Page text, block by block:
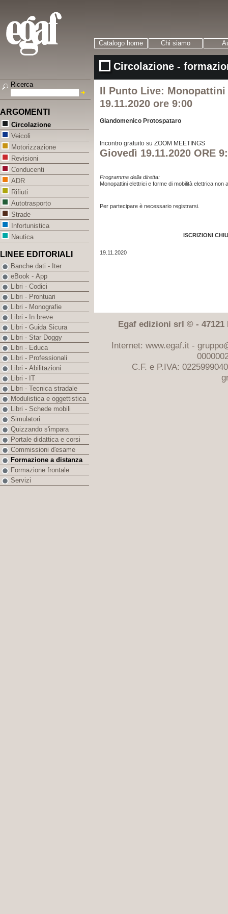
Catalogo home Chi siamo
Circolazione -
Il Punto Live:
19.11.2020 ore 9:00
Giandomenico Protospataro
Incontro gratuito su ZOOM MEETINGS
Giovedì 19.11.2020 ORE
Programma della diretta:
Monopattini elettrici e forme di mobilità elettrica non
Per partecipare è necessario registrarsi.
ISCRIZIONI
19.11.2020
Egaf edizioni srl © - 47121
Internet: www.egaf.it -
C.F. e P.IVA:
Ricerca
ARGOMENTI
Circolazione
Veicoli
Motorizzazione
Revisioni
Conducenti
ADR
Rifiuti
Autotrasporto
Strade
Infortunistica
Nautica
LINEE EDITORIALI
Banche dati - Iter
eBook - App
Libri - Codici
Libri - Prontuari
Libri - Monografie
Libri - In breve
Libri - Guida Sicura
Libri - Star Doggy
Libri - Educa
Libri - Professionali
Libri - Abilitazioni
Libri - IT
Libri - Tecnica stradale
Modulistica e oggettistica
Libri - Schede mobili
Simulatori
Quizzando s'impara
Portale didattica e corsi
Commissioni d'esame
Formazione a distanza
Formazione frontale
Servizi